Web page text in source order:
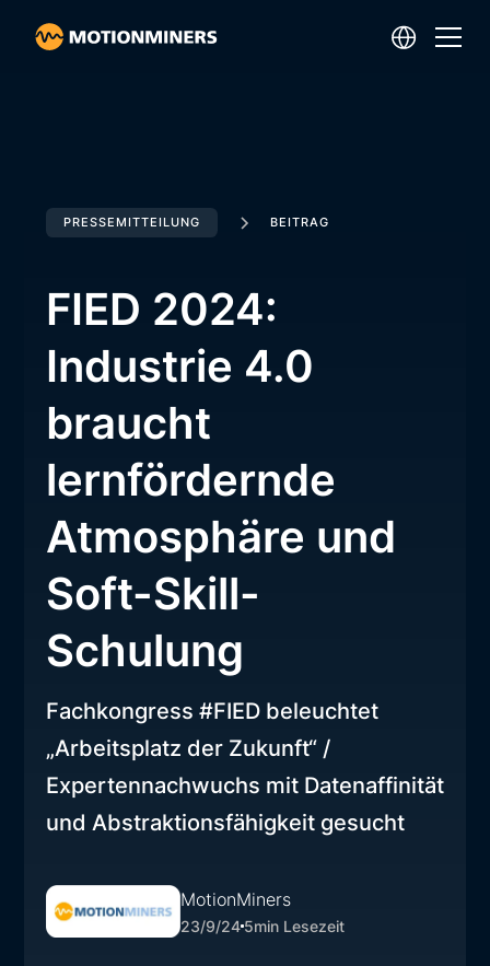
PRESSEMITTEILUNG BEITRAG
FIED 2024:
Industrie 4.0
braucht
lernfördernde
Atmosphäre und
Soft-Skill-
Schulung
Fachkongress #FIED beleuchtet
„Arbeitsplatz der Zukunft“ /
Expertennachwuchs mit Datenaffinität
und Abstraktionsfähigkeit gesucht
MotionMiners
23/9/245min Lesezeit